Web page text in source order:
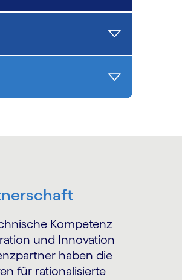
Kompetenz
und Innovation
haben die
für rationalisierte